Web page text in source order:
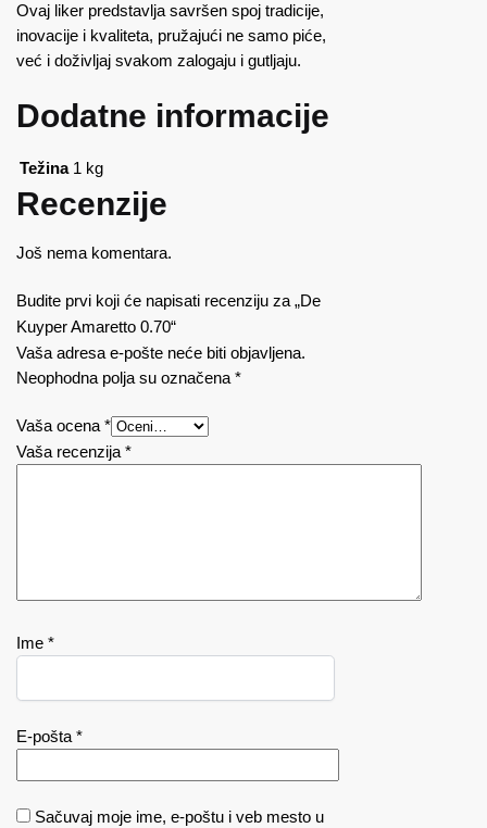
Ovaj liker predstavlja savršen spoj tradicije,
inovacije i kvaliteta, pružajući ne samo piće,
već i doživljaj svakom zalogaju i gutljaju.
Dodatne informacije
Težina 1 kg
Recenzije
Još nema komentara.
Budite prvi koji će napisati recenziju za „De
Kuyper Amaretto 0.70“
Vaša adresa e-pošte neće biti objavljena.
Neophodna polja su označena *
Vaša ocena *
Vaša recenzija *
Ime *
E-pošta *
Sačuvaj moje ime, e-poštu i veb mesto u